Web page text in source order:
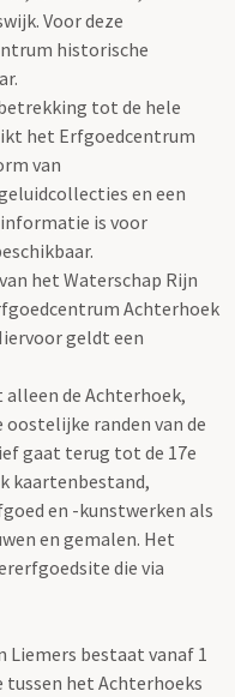
Voor deze
historische
tot de hele
het Erfgoedcentrum
van
en een
is voor
het Waterschap Rijn
Achterhoek
geldt een
de Achterhoek,
oostelijke randen van de
gaat terug tot de 17e
kaartenbestand,
en -kunstwerken als
en gemalen. Het
die via
Liemers bestaat vanaf 1
tussen het Achterhoeks